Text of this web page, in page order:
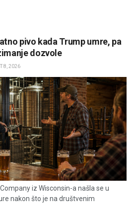
pivo kada Trump umre, pa
dozvole
8, 2026
iz Wisconsin-a našla se u
nakon što je na društvenim